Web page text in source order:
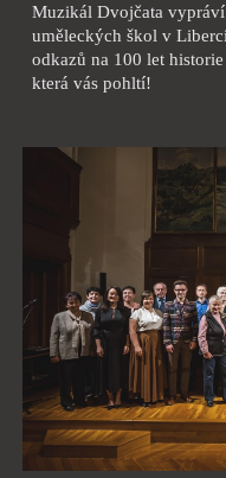
Muzikál Dvojčata
uměleckých škol v
odkazů na 100 let
která vás pohltí!